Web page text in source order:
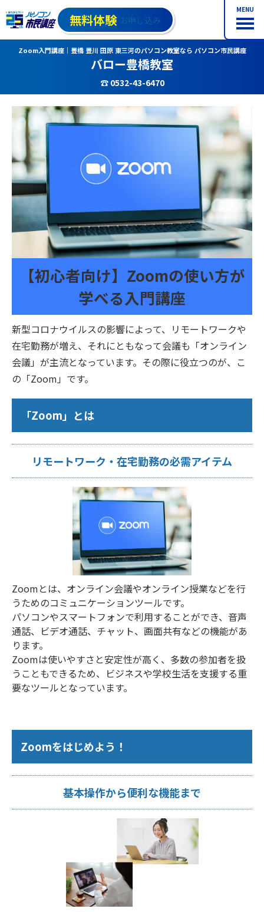
MENU
無料体験 お申し込み
Zoom入門講座｜豊橋 豊川 田原 東三河のパソコン教室なら パソコン市民講座
バロー豊橋教室
☎ 0532-43-6470
【初心者向け】Zoomの使い方が
学べる入門講座
新型コロナウイルスの影響によって、リモートワークや
在宅勤務が増え、それにともなって会議も「オンライン
会議」が主流となっています。その際に役立つのが、こ
の「Zoom」です。
「Zoom」とは
リモートワーク・在宅勤務の必需アイテム
Zoomとは、オンライン会議やオンライン授業などを行
うためのコミュニケーションツールです。
パソコンやスマートフォンで利用することができ、音声
通話、ビデオ通話、チャット、画面共有などの機能があ
ります。
Zoomは使いやすさと安定性が高く、多数の参加者を扱
うこともできるため、ビジネスや学校生活を支援する重
要なツールとなっています。
Zoomをはじめよう！
基本操作から便利な機能まで